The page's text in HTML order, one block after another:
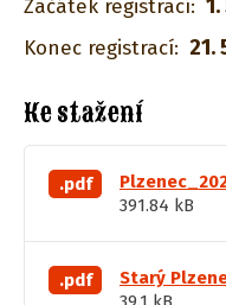
Začátek registrací:
Konec registrací: 21.
Ke stažení
.pdf
391.84 kB
.pdf
Starý